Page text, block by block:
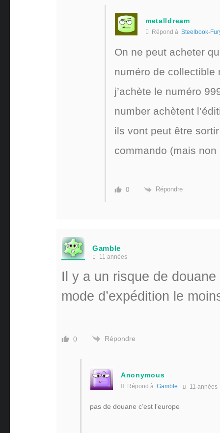
metalldream
Répond à Steelbook-
On ne peut acheter
numéro de collectible
j’achète le numéro
number achètent
ils vont peut être
commando (mais
0 Répondre
Gamble
11 années
Il y a un risque de
mode d’expédition le
0 Répondre
Anonymous
Répond à Gamble 11 années
pas de douane c’est l’europe